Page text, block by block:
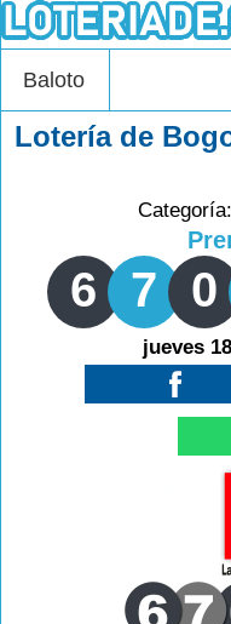
Baloto
Lotería de
Categoría:
6 7 0
jueves